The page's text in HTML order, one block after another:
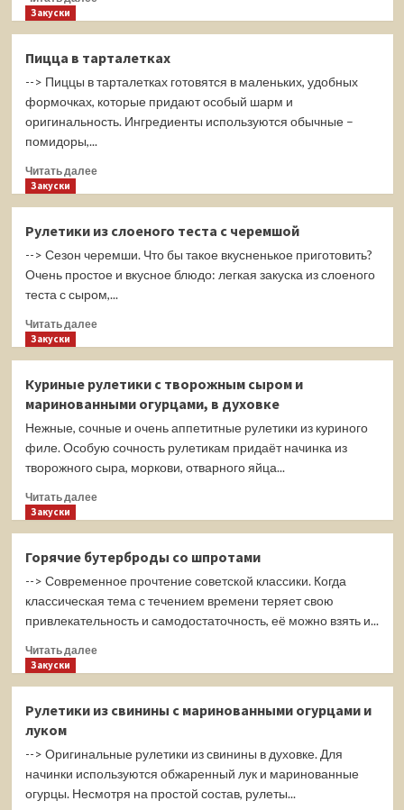
из
слоёного
теста
сосисками
и
сыром
Закуски
Пицца в тарталетках
--> Пиццы в тарталетках готовятся в маленьких, удобных
формочках, которые придают особый шарм и
оригинальность. Ингредиенты используются обычные –
помидоры,...
Читать далееПрочитать
в
тарталетках
Закуски
Рулетики из слоеного теста с черемшой
--> Сезон черемши. Что бы такое вкусненькое приготовить?
Очень простое и вкусное блюдо: легкая закуска из слоеного
теста с сыром,...
Читать далееПрочитать
из
слоеного
теста
черемшой
Закуски
Куриные рулетики с творожным сыром и
маринованными огурцами, в духовке
Нежные, сочные и очень аппетитные рулетики из куриного
филе. Особую сочность рулетикам придаёт начинка из
творожного сыра, моркови, отварного яйца...
Читать далееПрочитать
рулетики
с
творожным
маринованными
Закуски
Горячие бутерброды со шпротами
--> Современное прочтение советской классики. Когда
классическая тема с течением времени теряет свою
привлекательность и самодостаточность, её можно взять и...
Читать далееПрочитать
бутерброды
шпротами
Закуски
Рулетики из свинины с маринованными огурцами и
луком
--> Оригинальные рулетики из свинины в духовке. Для
начинки используются обжаренный лук и маринованные
огурцы. Несмотря на простой состав, рулеты...